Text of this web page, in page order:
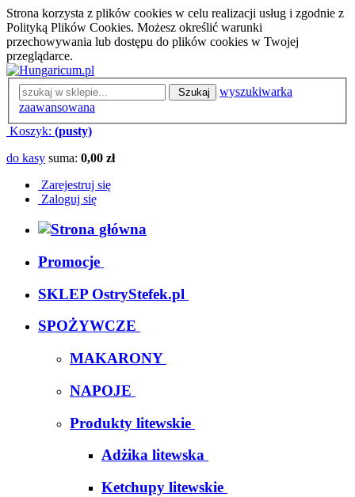
Strona korzysta z plików cookies w celu realizacji usług i zgodnie z
Polityką Plików Cookies. Możesz określić warunki
przechowywania lub dostępu do plików cookies w Twojej
przeglądarce.
Szukaj
wyszukiwarka
zaawansowana
Koszyk: (pusty)
do kasy suma: 0,00 zł
Zarejestruj się
Zaloguj się
Promocje
SKLEP OstryStefek.pl
SPOŻYWCZE
MAKARONY
NAPOJE
Produkty litewskie
Adżika litewska
Ketchupy litewskie